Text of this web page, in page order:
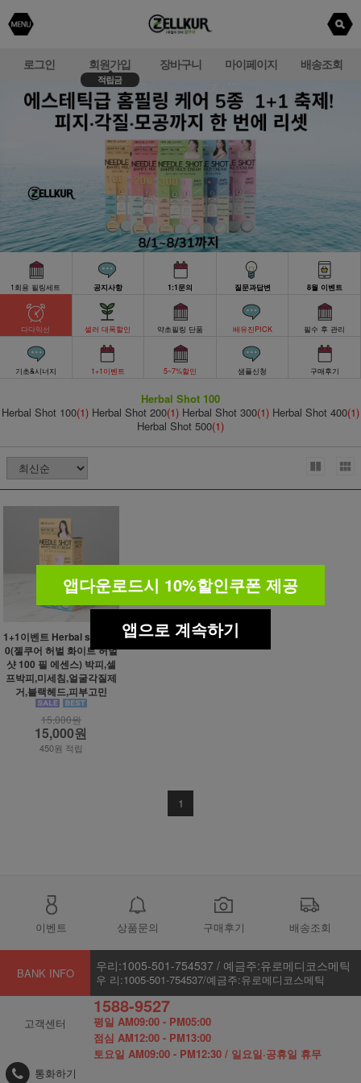
로그인 회원가입
적립금
장바구니 마이페이지 배송조회
1회용 필링세트 공지사항 1:1문의 질문과답변 8월 이벤트
다다익선 셀러 대폭할인 약초필링 단품 배유진PICK 필수 후 관리
기초&시너지 1+1이벤트 5~7%할인 샘플신청 구매후기
Herbal Shot 100
Herbal Shot 100(1) Herbal Shot 200(1) Herbal Shot 300(1) Herbal Shot 400(1)
Herbal Shot 500(1)
1+1이벤트 Herbal shot 10
0(젤쿠어 허벌 화이트 허벌
샷 100 필 에센스) 박피,셀
프박피,미세침,얼굴각질제
거,블랙헤드,피부고민
15,000원
15,000원
450원 적립
1
이벤트 상품문의 구매후기 배송조회
BANK INFO 우리:1005-501-754537 / 예금주:유로메디코스메틱
우 리:1005-501-754537/예금주:유로메디코스메틱
고객센터
1588-9527
평일 AM09:00 - PM05:00
점심 AM12:00 - PM13:00
토요일 AM09:00 - PM12:30 / 일요일·공휴일 휴무
통화하기
앱다운로드시 10%할인쿠폰 제공
앱으로 계속하기